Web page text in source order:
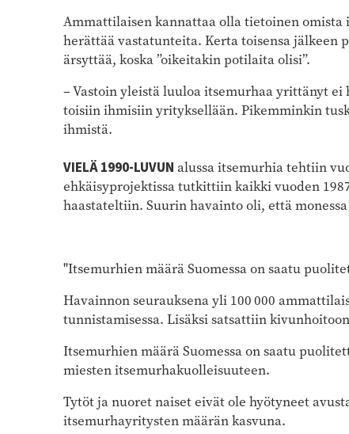
Ammattilaisen kannattaa olla tietoinen
herättää vastatunteita. Kerta toisensa
ärsyttää, koska ”oikeitakin potilaita olisi”.
– Vastoin yleistä luuloa itsemurhaa yrittänyt
toisiin ihmisiin yrityksellään. Pikemminkin
ihmistä.
VIELÄ 1990-LUVUN alussa itsemurhia tehtiin
ehkäisyprojektissa tutkittiin kaikki vuoden
haastateltiin. Suurin havainto oli, että
"Itsemurhien määrä Suomessa on saatu
Havainnon seurauksena yli 100 000
tunnistamisessa. Lisäksi satsattiin
Itsemurhien määrä Suomessa on saatu
miesten itsemurhakuolleisuuteen.
Tytöt ja nuoret naiset eivät ole hyötyneet
itsemurhayritysten määrän kasvuna.